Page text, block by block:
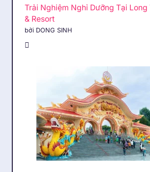
Trải Nghiệm Nghỉ Dưỡng Tại Long
& Resort
bởi DONG SINH